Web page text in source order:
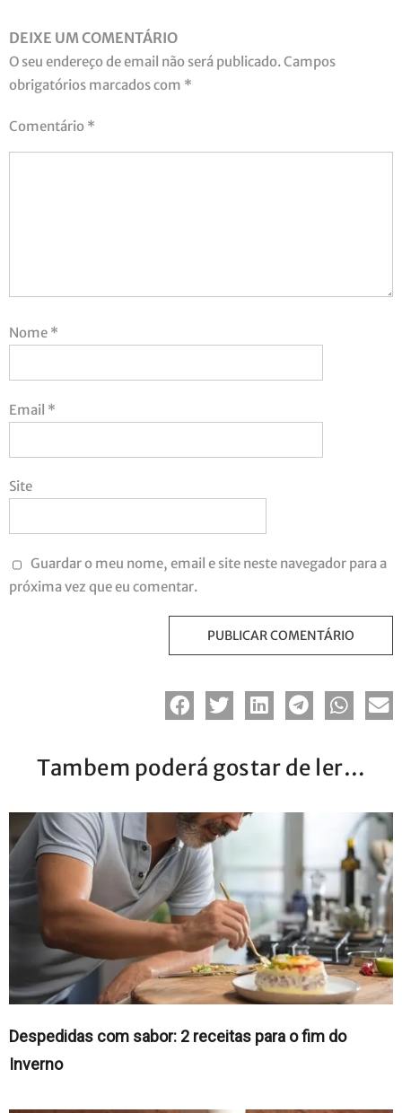
DEIXE UM COMENTÁRIO
O seu endereço de email não será publicado.Campos
obrigatórios marcados com *
Comentário *
Nome *
Email *
Site
Guardar o meu nome, email e site neste navegador para a
próxima vez que eu comentar.
Tambem poderá gostar de ler…
Despedidas com sabor: 2 receitas para o fim do
Inverno